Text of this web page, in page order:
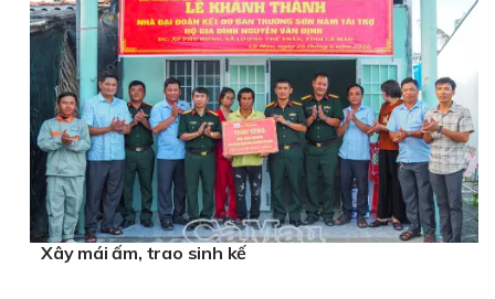
Xây mái ấm, trao sinh kế